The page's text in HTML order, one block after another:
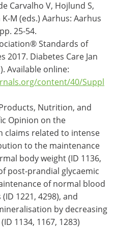
Carvalho V, Hojlund S,
M (eds.) Aarhus: Aarhus
25-54.
Standards of
2017. Diabetes Care Jan
Available online:
content/40/Suppl
Nutrition, and
Opinion on the
claims related to intense
to the maintenance
body weight (ID 1136,
post-prandial glycaemic
of normal blood
1221, 4298), and
by decreasing
1134, 1167, 1283)